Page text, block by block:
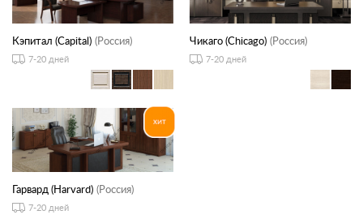
Кэпитал (Capital) (Россия)
7-20 дней
Чикаго (Chicago) (Россия)
7-20 дней
Гарвард (Harvard) (Россия)
7-20 дней